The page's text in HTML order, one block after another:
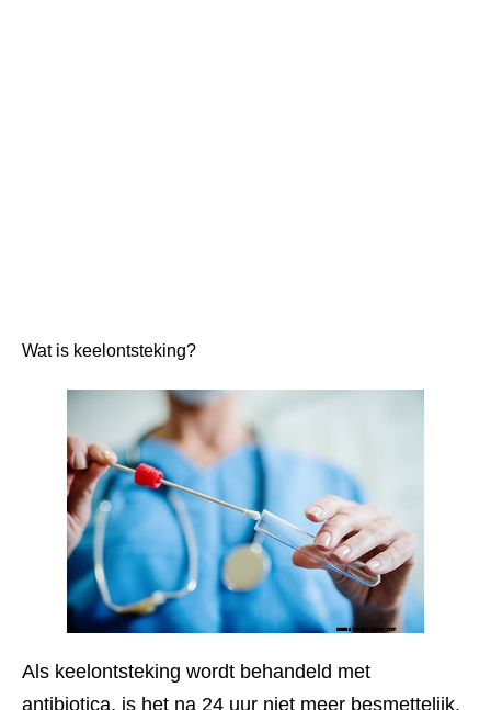
Wat is keelontsteking?
Als keelontsteking wordt behandeld met
antibiotica, is het na 24 uur niet meer besmettelijk.